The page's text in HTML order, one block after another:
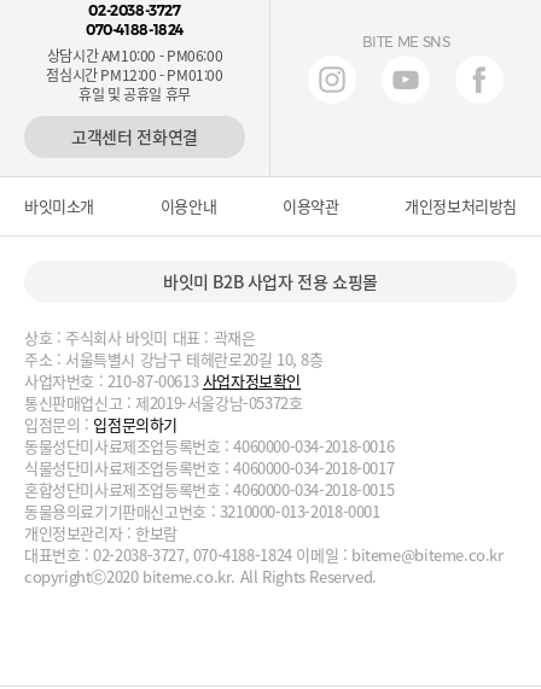
02-2038-3727
070-4188-1824
상담시간 AM10:00 - PM06:00
점심시간 PM12:00 - PM01:00
휴일 및 공휴일 휴무
고객센터 전화연결
BITE ME SNS
바잇미소개 이용안내 이용약관 개인정보처리방침
바잇미 B2B 사업자 전용 쇼핑몰
상호 : 주식회사 바잇미 대표 : 곽재은
주소 : 서울특별시 강남구 테헤란로20길 10, 8층
사업자번호 : 210-87-00613사업자정보확인
통신판매업신고 : 제2019-서울강남-05372호
입점문의 : 입점문의하기
동물성단미사료제조업등록번호 : 4060000-034-2018-0016
식물성단미사료제조업등록번호 : 4060000-034-2018-0017
혼합성단미사료제조업등록번호 : 4060000-034-2018-0015
동물용의료기기판매신고번호 : 3210000-013-2018-0001
개인정보관리자 : 한보람
대표번호 : 02-2038-3727, 070-4188-1824 이메일 : biteme@biteme.co.kr
copyrightⓒ2020 biteme.co.kr. All Rights Reserved.